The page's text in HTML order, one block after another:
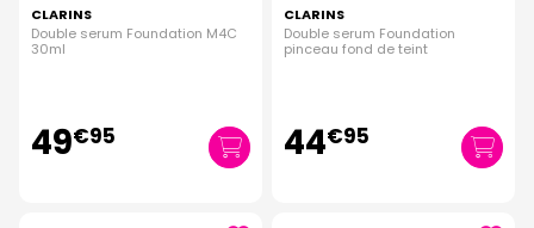
CLARINS
Double serum Foundation M4C
30ml
49€95
CLARINS
Double serum Foundation
pinceau fond de teint
44€95